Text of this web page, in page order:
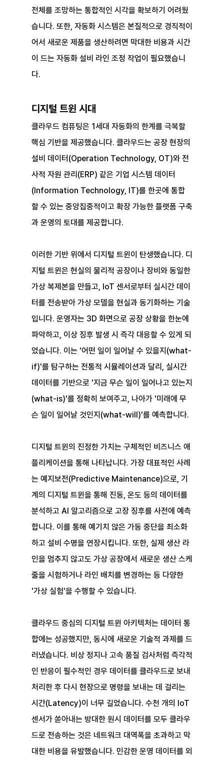
전체를 조망하는 통합적인 시각을 확보하기 어려웠
습니다. 또한, 자동화 시스템은 본질적으로 경직적이
어서 새로운 제품을 생산하려면 막대한 비용과 시간
이 드는 자동화 설비 라인 조정 작업이 필요했습니
다.
디지털 트윈 시대
클라우드 컴퓨팅은 1세대 자동화의 한계를 극복할
핵심 기반을 제공했습니다. 클라우드는 공장 현장의
설비 데이터(Operation Technology, OT)와 전
사적 자원 관리(ERP) 같은 기업 시스템 데이터
(Information Technology, IT)를 한곳에 통합
할 수 있는 중앙집중적이고 확장 가능한 플랫폼 구축
과 운영의 토대를 제공합니다.
이러한 기반 위에서 디지털 트윈이 탄생했습니다. 디
지털 트윈은 현실의 물리적 공장이나 장비와 동일한
가상 복제본을 만들고, IoT 센서로부터 실시간 데이
터를 전송받아 가상 모델을 현실과 동기화하는 기술
입니다. 운영자는 3D 화면으로 공장 상황을 한눈에
파악하고, 이상 징후 발생 시 즉각 대응할 수 있게 되
었습니다. 이는 '어떤 일이 일어날 수 있을지(what-
if)'를 탐구하는 전통적 시뮬레이션과 달리, 실시간
데이터를 기반으로 '지금 무슨 일이 일어나고 있는지
(what-is)'를 정확히 보여주고, 나아가 '미래에 무
슨 일이 일어날 것인지(what-will)'를 예측합니다.
디지털 트윈의 진정한 가치는 구체적인 비즈니스 애
플리케이션을 통해 나타납니다. 가장 대표적인 사례
는 예지보전(Predictive Maintenance)으로, 기
계의 디지털 트윈을 통해 진동, 온도 등의 데이터를
분석하고 AI 알고리즘으로 고장 징후를 사전에 예측
합니다. 이를 통해 예기치 않은 가동 중단을 최소화
하고 설비 수명을 연장시킵니다. 또한, 실제 생산 라
인을 멈추지 않고도 가상 공장에서 새로운 생산 스케
줄을 시험하거나 라인 배치를 변경하는 등 다양한
'가상 실험'을 수행할 수 있습니다.
클라우드 중심의 디지털 트윈 아키텍처는 데이터 통
합에는 성공했지만, 동시에 새로운 기술적 과제를 드
러냈습니다. 비상 정지나 고속 품질 검사처럼 즉각적
인 반응이 필수적인 경우 데이터를 클라우드로 보내
처리한 후 다시 현장으로 명령을 보내는 데 걸리는
시간(Latency)이 너무 길었습니다. 수천 개의 IoT
센서가 쏟아내는 방대한 원시 데이터를 모두 클라우
드로 전송하는 것은 네트워크 대역폭을 초과하고 막
대한 비용을 유발했습니다. 민감한 운영 데이터를 외